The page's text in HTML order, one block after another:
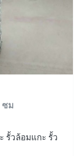
ซม
รั้วล้อมแกะ รั้ว